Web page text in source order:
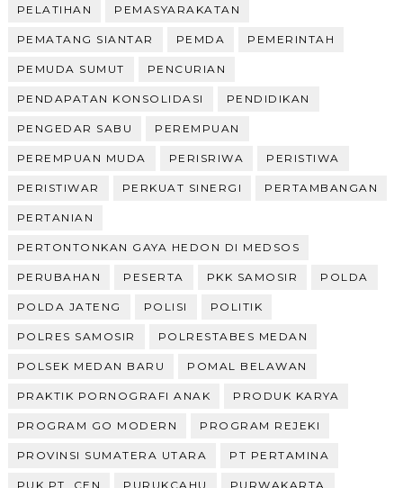
PELATIHAN PEMASYARAKATAN
PEMATANG SIANTAR PEMDA PEMERINTAH
PEMUDA SUMUT PENCURIAN
PENDAPATAN KONSOLIDASI PENDIDIKAN
PENGEDAR SABU PEREMPUAN
PEREMPUAN MUDA PERISRIWA PERISTIWA
PERISTIWAR PERKUAT SINERGI PERTAMBANGAN
PERTANIAN
PERTONTONKAN GAYA HEDON DI MEDSOS
PERUBAHAN PESERTA PKK SAMOSIR POLDA
POLDA JATENG POLISI POLITIK
POLRES SAMOSIR POLRESTABES MEDAN
POLSEK MEDAN BARU POMAL BELAWAN
PRAKTIK PORNOGRAFI ANAK PRODUK KARYA
PROGRAM GO MODERN PROGRAM REJEKI
PROVINSI SUMATERA UTARA PT PERTAMINA
PUK PT. CEN PURUKCAHU PURWAKARTA